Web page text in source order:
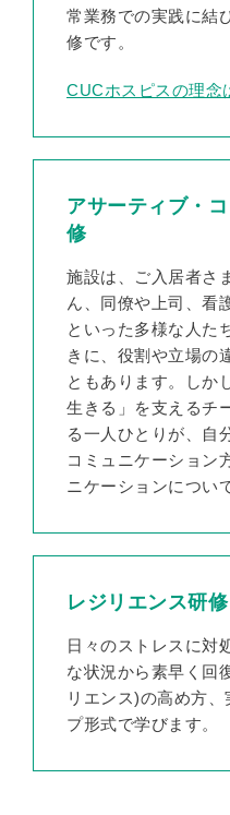
常業務での実践に結
修です。
CUCホスピスの理念
アサーティブ・
修
施設は、ご入居者さ
ん、同僚や上司、看
といった多様な人た
きに、役割や立場の
ともあります。しか
生きる」を支えるチ
る一人ひとりが、自
コミュニケーション
ニケーションについ
レジリエンス研修
日々のストレスに対
な状況から素早く回
リエンス)の高め方
プ形式で学びます。